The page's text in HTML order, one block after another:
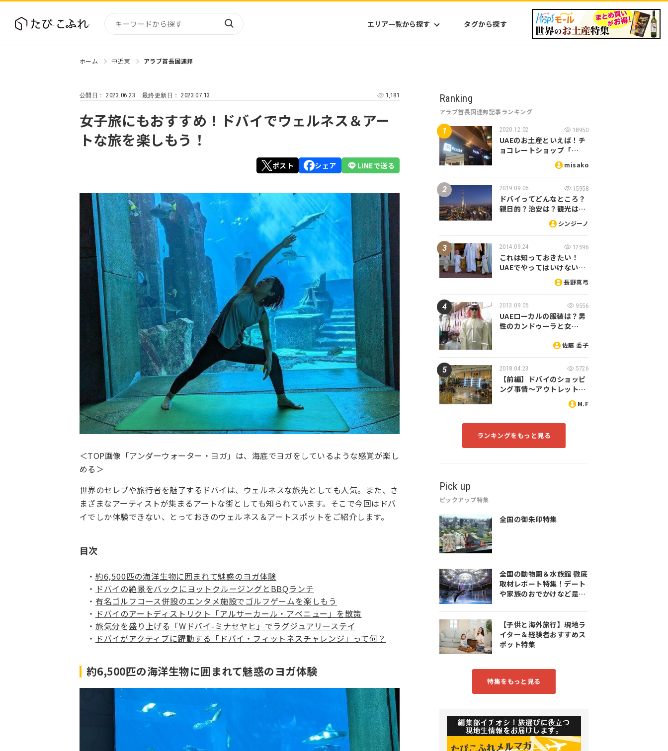
エリア一覧から探す タグから探す
東北
関東
中部・北陸
近畿
四国
九州
沖縄
アジア
北米
中南米
ハワイ
ミクロネシア
オセアニア
ホーム 中近東 アラブ首長国連邦
公開日：2023.06.23 最終更新日：2023.07.13 1,181
女子旅にもおすすめ！ドバイでウェルネス＆アー
トな旅を楽しもう！
ポスト シェア LINEで送る
＜TOP画像「アンダーウォーター・ヨガ」は、海底でヨガをしているような感覚が楽し
める＞
世界のセレブや旅行者を魅了するドバイは、ウェルネスな旅先としても人気。また、さ
まざまなアーティストが集まるアートな街としても知られています。そこで今回はドバ
イでしか体験できない、とっておきのウェルネス＆アートスポットをご紹介します。
目次
約6,500匹の海洋生物に囲まれて魅惑のヨガ体験
ドバイの絶景をバックにヨットクルージングとBBQランチ
有名ゴルフコース併設のエンタメ施設でゴルフゲームを楽しもう
ドバイのアートディストリクト「アルサーカール・アベニュー」を散策
旅気分を盛り上げる「Wドバイ-ミナセヤヒ」でラグジュアリーステイ
ドバイがアクティブに躍動する「ドバイ・フィットネスチャレンジ」って何？
約6,500匹の海洋生物に囲まれて魅惑のヨガ体験
Ranking
アラブ首長国連邦記事ランキング
2020.12.02 18950
UAEのお土産といえば！チ
ョコレートショップ「…
misako
2019.09.06 15958
ドバイってどんなところ？
親日的？治安は？観光は…
シンジーノ
2014.09.24 12596
これは知っておきたい！
UAEでやってはいけない…
長野真弓
2013.09.05 9556
UAEローカルの服装は？男
性のカンドゥーラと女…
佐藤 委子
2018.04.23 5726
【前編】ドバイのショッピ
ング事情～アウトレット…
M.F
ランキングをもっと見る
Pick up
ピックアップ特集
全国の御朱印特集
全国の動物園＆水族館 徹底
取材レポート特集！デート
や家族のおでかけなど是非
【子供と海外旅行】現地ラ
イター＆経験者おすすめス
ポット特集
特集をもっと見る